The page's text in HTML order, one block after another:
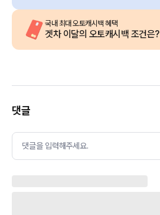
국내 최대 오토캐시백 혜택
겟차 이달의 오토캐시백 조건은?
댓글
댓글을 입력해주세요.